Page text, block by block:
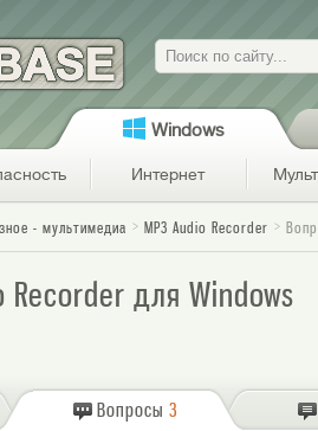
Поиск
Windows
Интернет
- мультимедиа MP3 Audio Recorder
Recorder для Windows
Вопросы 3